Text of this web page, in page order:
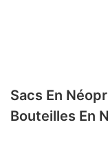
Sacs En
Bouteilles En